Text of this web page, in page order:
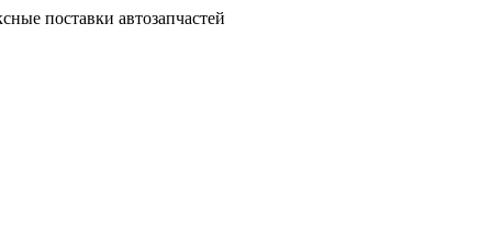
поставки автозапчастей